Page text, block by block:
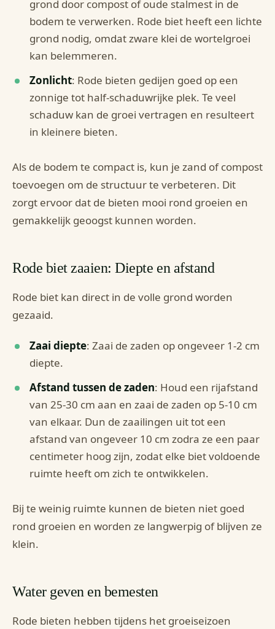
grond door compost of oude stalmest in de
bodem te verwerken. Rode biet heeft een lichte
grond nodig, omdat zware klei de wortelgroei
kan belemmeren.
Zonlicht: Rode bieten gedijen goed op een
zonnige tot half-schaduwrijke plek. Te veel
schaduw kan de groei vertragen en resulteert
in kleinere bieten.
Als de bodem te compact is, kun je zand of compost
toevoegen om de structuur te verbeteren. Dit
zorgt ervoor dat de bieten mooi rond groeien en
gemakkelijk geoogst kunnen worden.
Rode biet zaaien: Diepte en afstand
Rode biet kan direct in de volle grond worden
gezaaid.
Zaai diepte: Zaai de zaden op ongeveer 1-2 cm
diepte.
Afstand tussen de zaden: Houd een rijafstand
van 25-30 cm aan en zaai de zaden op 5-10 cm
van elkaar. Dun de zaailingen uit tot een
afstand van ongeveer 10 cm zodra ze een paar
centimeter hoog zijn, zodat elke biet voldoende
ruimte heeft om zich te ontwikkelen.
Bij te weinig ruimte kunnen de bieten niet goed
rond groeien en worden ze langwerpig of blijven ze
klein.
Water geven en bemesten
Rode bieten hebben tijdens het groeiseizoen